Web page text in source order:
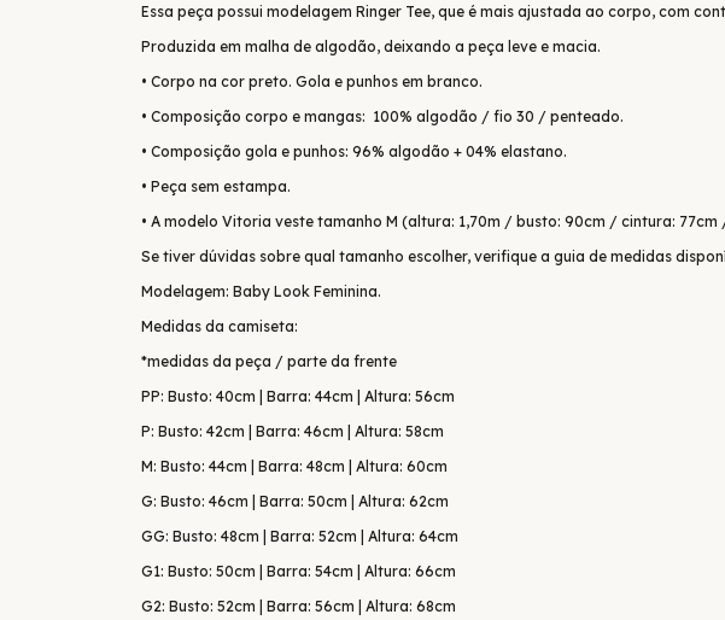
Essa peça possui modelagem Ringer Tee, que é mais ajustada ao corpo, com
Produzida em malha de algodão, deixando a peça leve e macia.
• Corpo na cor preto. Gola e punhos em branco.
• Composição corpo e mangas: 100% algodão / fio 30 / penteado.
• Composição gola e punhos: 96% algodão + 04% elastano.
• Peça sem estampa.
• A modelo Vitoria veste tamanho M (altura: 1,70m / busto: 90cm / cintura: 77cm
Se tiver dúvidas sobre qual tamanho escolher, verifique a guia de medidas
Modelagem: Baby Look Feminina.
Medidas da camiseta:
*medidas da peça / parte da frente
PP: Busto: 40cm | Barra: 44cm | Altura: 56cm
P: Busto: 42cm | Barra: 46cm | Altura: 58cm
M: Busto: 44cm | Barra: 48cm | Altura: 60cm
G: Busto: 46cm | Barra: 50cm | Altura: 62cm
GG: Busto: 48cm | Barra: 52cm | Altura: 64cm
G1: Busto: 50cm | Barra: 54cm | Altura: 66cm
G2: Busto: 52cm | Barra: 56cm | Altura: 68cm